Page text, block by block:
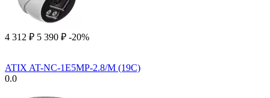
4 312 ₽ 5 390 ₽ -20%
ATIX AT-NC-1E5MP-2.8/M (19C)
0.0